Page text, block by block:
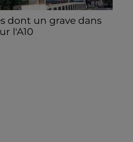
dont un grave dans
l'A10